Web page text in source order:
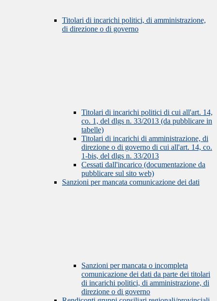
Titolari di incarichi politici, di amministrazione,
di direzione o di governo
Titolari di incarichi politici di cui all'art. 14,
co. 1, del dlgs n. 33/2013 (da pubblicare in
tabelle)
Titolari di incarichi di amministrazione, di
direzione o di governo di cui all'art. 14, co.
1-bis, del dlgs n. 33/2013
Cessati dall'incarico (documentazione da
pubblicare sul sito web)
Sanzioni per mancata comunicazione dei dati
Sanzioni per mancata o incompleta
comunicazione dei dati da parte dei titolari
di incarichi politici, di amministrazione, di
direzione o di governo